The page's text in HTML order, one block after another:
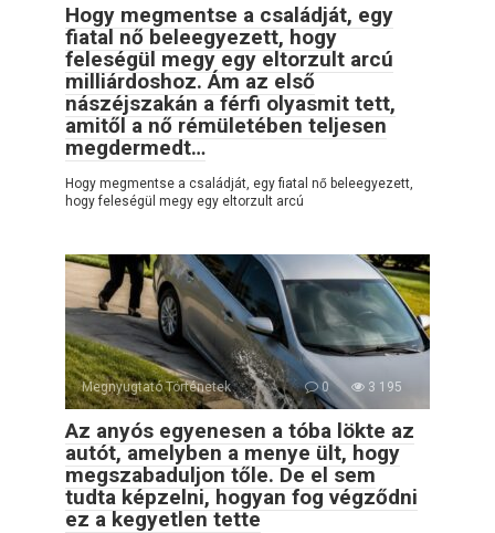
Hogy megmentse a családját, egy
fiatal nő beleegyezett, hogy
feleségül megy egy eltorzult arcú
milliárdoshoz. Ám az első
nászéjszakán a férfi olyasmit tett,
amitől a nő rémületében teljesen
megdermedt…
Hogy megmentse a családját, egy fiatal nő beleegyezett,
hogy feleségül megy egy eltorzult arcú
Megnyugtató Történetek 0 3 195
Az anyós egyenesen a tóba lökte az
autót, amelyben a menye ült, hogy
megszabaduljon tőle. De el sem
tudta képzelni, hogyan fog végződni
ez a kegyetlen tette